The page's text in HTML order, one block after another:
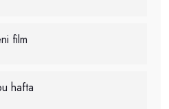
film
hafta